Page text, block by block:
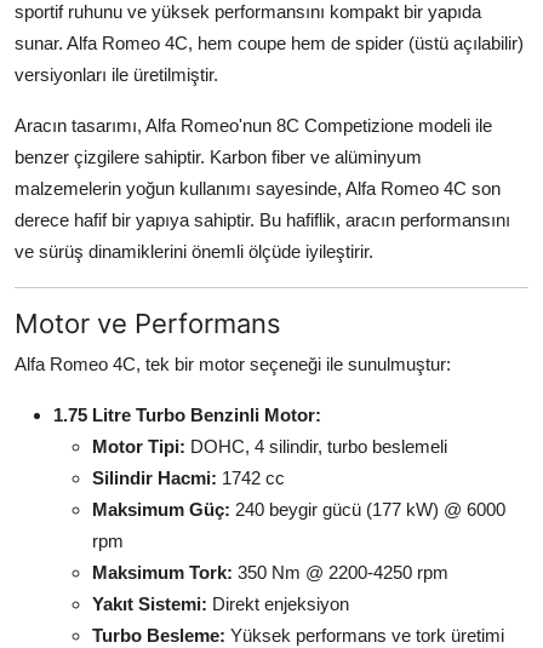
sportif ruhunu ve yüksek performansını kompakt bir yapıda
sunar. Alfa Romeo 4C, hem coupe hem de spider (üstü açılabilir)
versiyonları ile üretilmiştir.
Aracın tasarımı, Alfa Romeo'nun 8C Competizione modeli ile
benzer çizgilere sahiptir. Karbon fiber ve alüminyum
malzemelerin yoğun kullanımı sayesinde, Alfa Romeo 4C son
derece hafif bir yapıya sahiptir. Bu hafiflik, aracın performansını
ve sürüş dinamiklerini önemli ölçüde iyileştirir.
Motor ve Performans
Alfa Romeo 4C, tek bir motor seçeneği ile sunulmuştur:
1.75 Litre Turbo Benzinli Motor:
Motor Tipi: DOHC, 4 silindir, turbo beslemeli
Silindir Hacmi: 1742 cc
Maksimum Güç: 240 beygir gücü (177 kW) @ 6000
rpm
Maksimum Tork: 350 Nm @ 2200-4250 rpm
Yakıt Sistemi: Direkt enjeksiyon
Turbo Besleme: Yüksek performans ve tork üretimi